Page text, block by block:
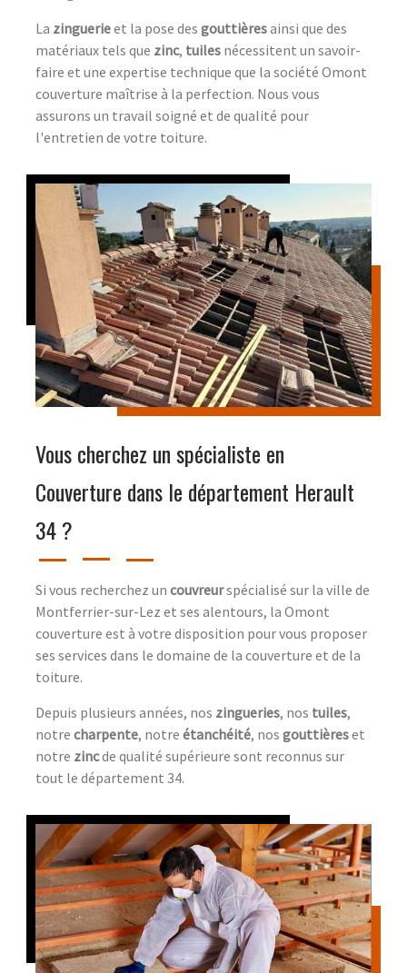
La zinguerieet la pose des gouttièresainsi que des
matériaux tels que zinc, tuiles nécessitent un savoir-
faire et une expertise technique que la société Omont
couverture maîtrise à la perfection. Nous vous
assurons un travail soigné et de qualité pour
l'entretien de votre toiture.
Vous cherchez un spécialiste en
Couverture dans le département Herault
34 ?
Si vous recherchez un couvreurspécialisé sur la ville de
Montferrier-sur-Lez et ses alentours, la Omont
couverture est à votre disposition pour vous proposer
ses services dans le domaine de la couverture et de la
toiture.
Depuis plusieurs années, nos zingueries, nos tuiles,
notre charpente, notre étanchéité, nos gouttièreset
notre zincde qualité supérieure sont reconnus sur
tout le département 34.